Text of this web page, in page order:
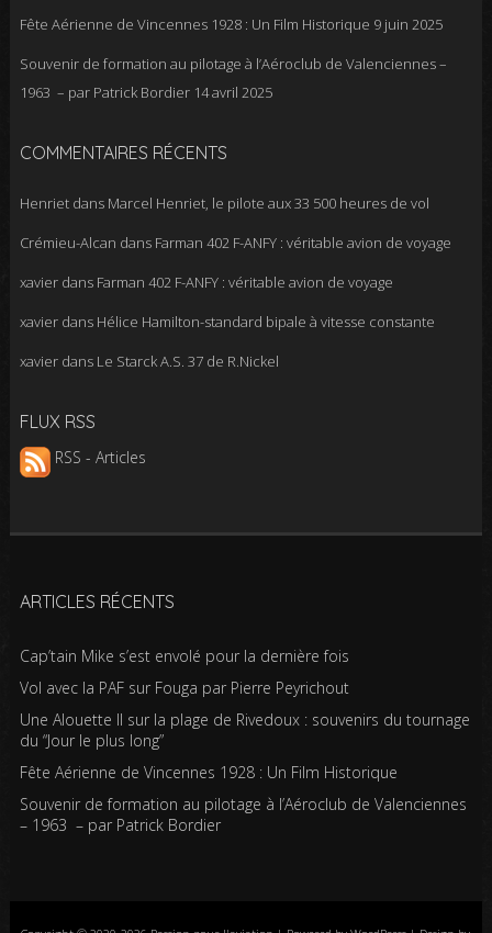
Fête Aérienne de Vincennes 1928 : Un Film Historique 9 juin 2025
Souvenir de formation au pilotage à l’Aéroclub de Valenciennes –
1963 – par Patrick Bordier 14 avril 2025
COMMENTAIRES RÉCENTS
Henrietdans Marcel Henriet, le pilote aux 33 500 heures de vol
Crémieu-Alcan dans Farman 402 F-ANFY : véritable avion de voyage
xavierdans Farman 402 F-ANFY : véritable avion de voyage
xavierdans Hélice Hamilton-standard bipale à vitesse constante
xavierdans Le Starck A.S. 37 de R.Nickel
FLUX RSS
RSS - Articles
ARTICLES RÉCENTS
Cap’tain Mike s’est envolé pour la dernière fois
Vol avec la PAF sur Fouga par Pierre Peyrichout
Une Alouette II sur la plage de Rivedoux : souvenirs du tournage
du “Jour le plus long”
Fête Aérienne de Vincennes 1928 : Un Film Historique
Souvenir de formation au pilotage à l’Aéroclub de Valenciennes
– 1963 – par Patrick Bordier